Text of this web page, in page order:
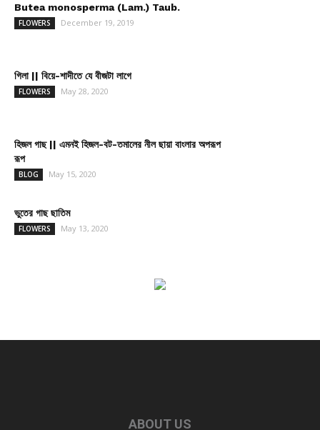
Butea monosperma (Lam.) Taub.
FLOWERS December 19, 2019
গিলা || বিয়ে-শাদীতে যে বীজটা লাগে
FLOWERS May 28, 2020
হিজল গাছ || এমনই হিজল-বট-তমালের নীল ছায়া বাংলার অপরূপ
রূপ
BLOG May 15, 2020
ভুতের গাছ ছাতিম
FLOWERS May 13, 2020
ABOUT US